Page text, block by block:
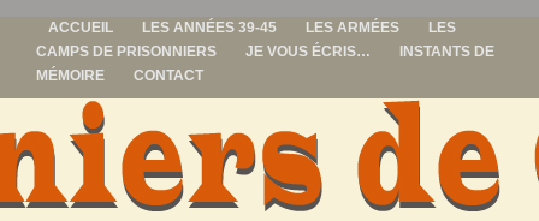
ACCUEIL LES ANNÉES 39-45 LES ARMÉES
LES
CAMPS DE PRISONNIERS
JE VOUS ÉCRIS…
INSTANTS DE
MÉMOIRE
CONTACT
prisonniers de